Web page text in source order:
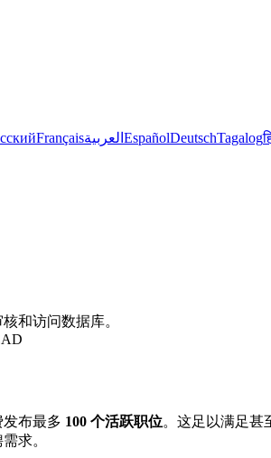
Françaisالعربية EspañolDeutschTagalog
和访问数据库。
布最多 100 个活跃职位。这足以满足甚
求。